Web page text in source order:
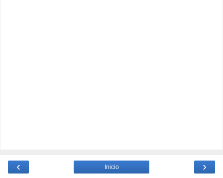
‹ ›
Inicio